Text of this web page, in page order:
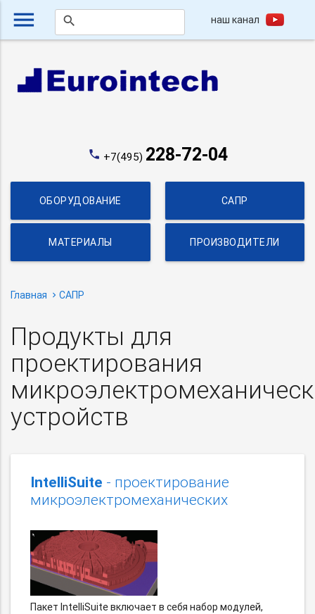
menu search наш канал
phone +7(495) 228-72-04
ОБОРУДОВАНИЕ САПР
МАТЕРИАЛЫ ПРОИЗВОДИТЕЛИ
Главная САПР
Продукты для
проектирования
устройств
IntelliSuite - проектирование
микроэлектромеханических
Пакет IntelliSuite включает в себя набор модулей,